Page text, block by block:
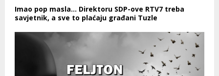
Imao pop masla… Direktoru SDP-ove RTV7 treba
savjetnik, a sve to plaćaju građani Tuzle